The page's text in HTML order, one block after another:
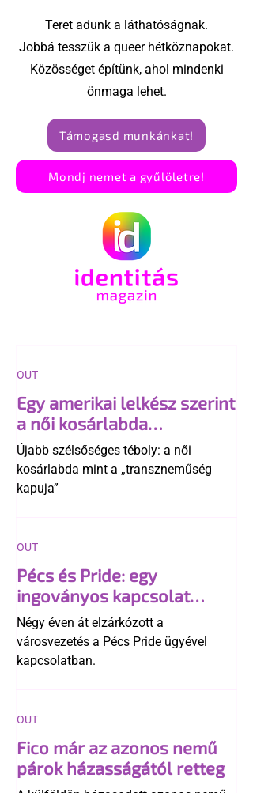
Teret adunk a láthatóságnak.
Jobbá tesszük a queer hétköznapokat.
Közösséget építünk, ahol mindenki
önmaga lehet.
Támogasd munkánkat!
Mondj nemet a gyűlöletre!
Egy amerikai lelkész szerint
a női kosárlabda
transzneműséghez vezet
Újabb szélsőséges téboly: a női
kosárlabda mint a „transzneműség
kapuja”
OUT
Pécs és Pride: egy
ingoványos kapcsolat
története
Négy éven át elzárkózott a
városvezetés a Pécs Pride ügyével
kapcsolatban.
OUT
Fico már az azonos nemű
párok házasságától retteg
OUT